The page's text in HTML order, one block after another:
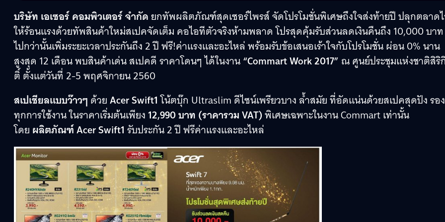
บริษัท เอเซอร์ คอมพิวเตอร์ จำกัดยกทัพผลิตภัณฑ์สุดเซอร์ไพรส์ จัดโปรโมชั่นพิเศษถึงใจส่งท้ายปี ปลุกตลาด
ให้ร้อนแรงด้วยทัพสินค้าใหม่สเปคจัดเต็ม คอไอทีตัวจริงห้ามพลาด โปรสุดคุ้มรับส่วนลดเงินคืนถึง 10,000 บาท
ไปกว่านั้นเพิ่มระยะเวลาประกันถึง 2 ปี ฟรี!ค่าแรงและอะไหล่ พร้อมรับข้อเสนอเร้าใจกับโปรโมชั่น ผ่อน 0% นาน
สูงสุด 12 เดือน พบสินค้าเด่น สเปคดี ราคาโดนๆ ได้ในงาน“Commart Work 2017” ณ ศูนย์ประชุมแห่งชาติสิริกิ
ติ์ ตั้งแต่วันที่ 2-5 พฤศจิกายน 2560
สเปเชียลแบบว๊าวๆ ด้วยAcer Swift1โน้ตบุ๊ก Ultraslim ดีไซน์เพรียวบาง ล้ำสมัย ที่อัดแน่นด้วยสเปคสุดปัง รอ
ทุกการใช้งาน ในราคาเริ่มต้นเพียง12,990 บาท (ราคารวม VAT)พิเศษเฉพาะในงาน Commart เท่านั้น
โดย ผลิตภัณฑ์ Acer Swift1 รับประกัน 2 ปี ฟรีค่าแรงและอะไหล่